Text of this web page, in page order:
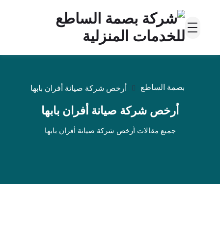
بصمة الساطع أرخص شركة صيانة أفران بابها
أرخص شركة صيانة أفران بابها
جميع مقالات أرخص شركة صيانة أفران بابها